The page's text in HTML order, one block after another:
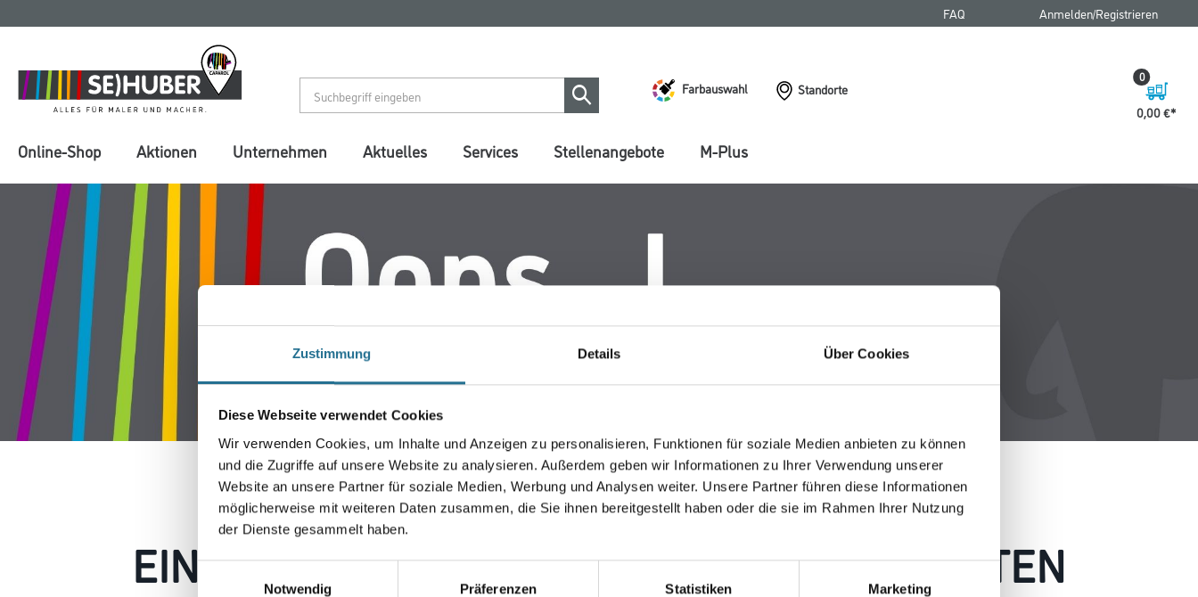
Zustimmung Details Über Cookies
Diese Webseite verwendet Cookies
Wir verwenden Cookies, um Inhalte und Anzeigen zu personalisieren, Funktionen für soziale Medien anbieten zu können
und die Zugriffe auf unsere Website zu analysieren. Außerdem geben wir Informationen zu Ihrer Verwendung unserer
Website an unsere Partner für soziale Medien, Werbung und Analysen weiter. Unsere Partner führen diese Informationen
möglicherweise mit weiteren Daten zusammen, die Sie ihnen bereitgestellt haben oder die sie im Rahmen Ihrer Nutzung
der Dienste gesammelt haben.
Notwendig
Präferenzen Statistiken Marketing
springen
springen
FAQ Anmelden/Registrieren
Farbauswahl
Standorte
0,00 €
0
Online-Shop Aktionen Unternehmen Aktuelles Services Stellenangebote M-Plus
EIN KLEINER ZWISCHENFALL IST AUFGETRETEN